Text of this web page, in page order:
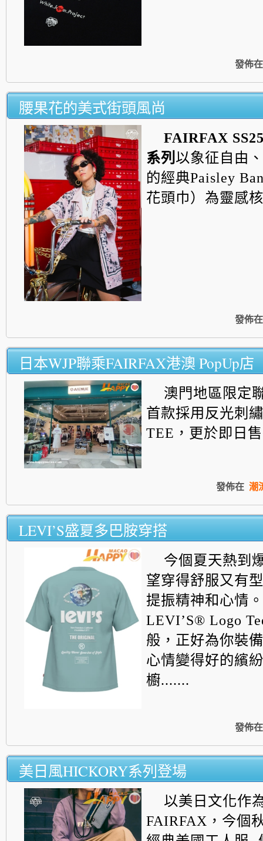
發佈在
腰果花的美式街頭風尚
FAIRFAX
系列 以象征自由
的經典Paisley
花頭巾）為靈感
發佈在
日本WJP聯乘FAIRFAX港澳 PopUp店
澳門地區限定
首款採用反光刺
TEE，更於即日
發佈在 潮
LEVI’S盛夏多巴胺穿搭
今個夏天熱到
望穿得舒服又有
提振精神和心情
LEVI’S® Logo
般， 正好為你裝
心情變得好的繽
櫥.......
發佈在
美日風HICKORY系列登場
以美日文化作
FAIRFAX，今個